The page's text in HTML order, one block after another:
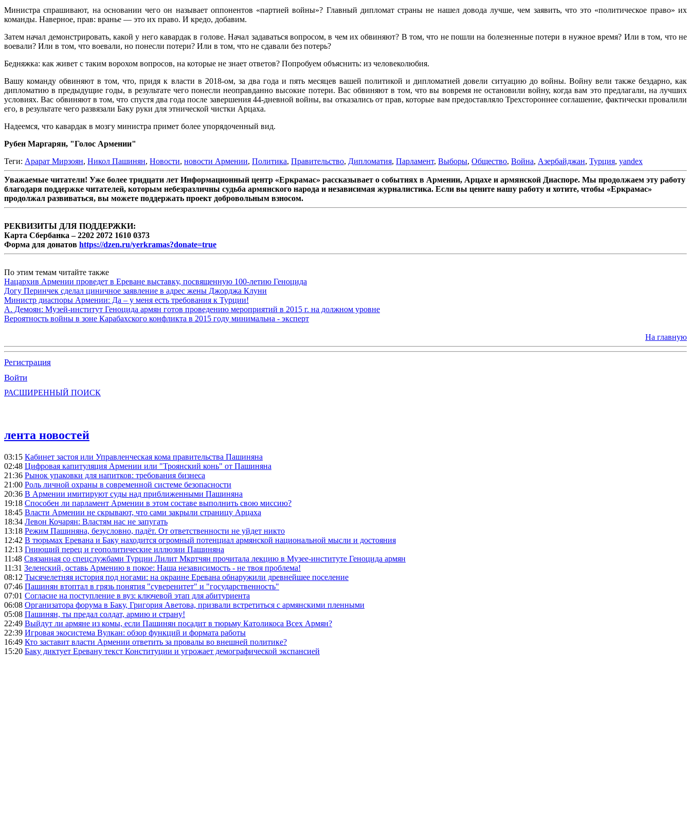
Министра спрашивают, на основании чего он называет оппонентов «партией войны»? Главный дипломат страны не нашел довода лучше, чем заявить, что это «политическое право» их
команды. Наверное, прав: вранье — это их право. И кредо, добавим.
Затем начал демонстрировать, какой у него кавардак в голове. Начал задаваться вопросом, в чем их обвиняют? В том, что не пошли на болезненные потери в нужное время? Или в том, что не
воевали? Или в том, что воевали, но понесли потери? Или в том, что не сдавали без потерь?
Бедняжка: как живет с таким ворохом вопросов, на которые не знает ответов? Попробуем объяснить: из человеколюбия.
Вашу команду обвиняют в том, что, придя к власти в 2018-ом, за два года и пять месяцев вашей политикой и дипломатией довели ситуацию до войны. Войну вели также бездарно, как
дипломатию в предыдущие годы, в результате чего понесли неоправданно высокие потери. Вас обвиняют в том, что вы вовремя не остановили войну, когда вам это предлагали, на лучших
условиях. Вас обвиняют в том, что спустя два года после завершения 44-дневной войны, вы отказались от прав, которые вам предоставляло Трехстороннее соглашение, фактически провалили
его, в результате чего развязали Баку руки для этнической чистки Арцаха.
Надеемся, что кавардак в мозгу министра примет более упорядоченный вид.
Рубен Маргарян, "Голос Армении"
Теги: Арарат Мирзоян, Никол Пашинян, Новости, новости Армении, Политика, Правительство, Дипломатия, Парламент, Выборы, Общество, Война, Азербайджан, Турция, yandex
Уважаемые читатели! Уже более тридцати лет Информационный центр «Еркрамас» рассказывает о событиях в Армении, Арцахе и армянской Диаспоре. Мы продолжаем эту работу
благодаря поддержке читателей, которым небезразличны судьба армянского народа и независимая журналистика. Если вы цените нашу работу и хотите, чтобы «Еркрамас»
продолжал развиваться, вы можете поддержать проект добровольным взносом.
РЕКВИЗИТЫ ДЛЯ ПОДДЕРЖКИ:
Карта Сбербанка – 2202 2072 1610 0373
Форма для донатов https://dzen.ru/yerkramas?donate=true
По этим темам читайте также
Нацархив Армении проведет в Ереване выставку, посвященную 100-летию Геноцида
Догу Перинчек сделал циничное заявление в адрес жены Джорджа Клуни
Министр диаспоры Армении: Да – у меня есть требования к Турции!
А. Демоян: Музей-институт Геноцида армян готов проведению мероприятий в 2015 г. на должном уровне
Вероятность войны в зоне Карабахского конфликта в 2015 году минимальна - эксперт
На главную
Регистрация
Войти
РАСШИРЕННЫЙ ПОИСК
лента новостей
03:15 Кабинет застоя или Управленческая кома правительства Пашиняна
02:48 Цифровая капитуляция Армении или "Троянский конь" от Пашиняна
21:36 Рынок упаковки для напитков: требования бизнеса
21:00 Роль личной охраны в современной системе безопасности
20:36 В Армении имитируют суды над приближенными Пашиняна
19:18 Способен ли парламент Армении в этом составе выполнить свою миссию?
18:45 Власти Армении не скрывают, что сами закрыли страницу Арцаха
18:34 Левон Кочарян: Властям нас не запугать
13:18 Режим Пашиняна, безусловно, падёт. От ответственности не уйдет никто
12:42 В тюрьмах Еревана и Баку находится огромный потенциал армянской национальной мысли и достояния
12:13 Гниющий перец и геополитические иллюзии Пашиняна
11:48 Связанная со спецслужбами Турции Лилит Мкртчян прочитала лекцию в Музее-институте Геноцида армян
11:31 Зеленский, оставь Армению в покое: Наша независимость - не твоя проблема!
08:12 Тысячелетняя история под ногами: на окраине Еревана обнаружили древнейшее поселение
07:46 Пашинян втоптал в грязь понятия "суверенитет" и "государственность"
07:01 Согласие на поступление в вуз: ключевой этап для абитуриента
06:08 Организатора форума в Баку, Григория Аветова, призвали встретиться с армянскими пленными
05:08 Пашинян, ты предал солдат, армию и страну!
22:49 Выйдут ли армяне из комы, если Пашинян посадит в тюрьму Католикоса Всех Армян?
22:39 Игровая экосистема Вулкан: обзор функций и формата работы
16:49 Кто заставит власти Армении ответить за провалы во внешней политике?
15:20 Баку диктует Еревану текст Конституции и угрожает демографической экспансией